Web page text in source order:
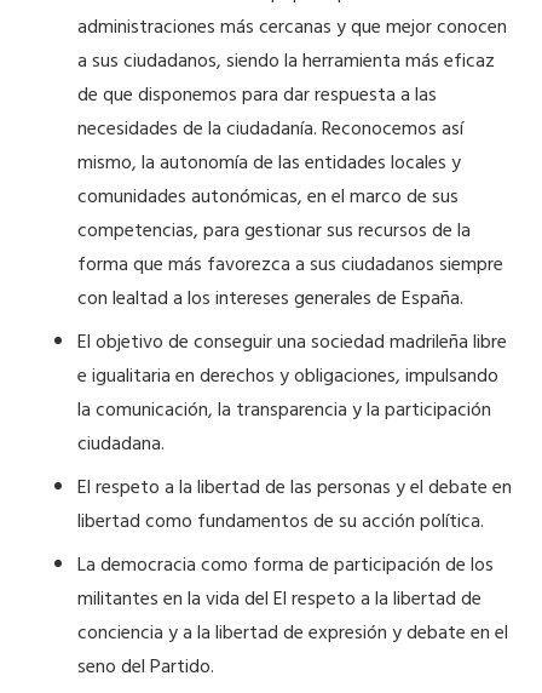
administraciones más cercanas y que mejor conocen
a sus ciudadanos, siendo la herramienta más eficaz
de que disponemos para dar respuesta a las
necesidades de la ciudadanía. Reconocemos así
mismo, la autonomía de las entidades locales y
comunidades autonómicas, en el marco de sus
competencias, para gestionar sus recursos de la
forma que más favorezca a sus ciudadanos siempre
con lealtad a los intereses generales de España.
El objetivo de conseguir una sociedad madrileña libre
e igualitaria en derechos y obligaciones, impulsando
la comunicación, la transparencia y la participación
ciudadana.
El respeto a la libertad de las personas y el debate en
libertad como fundamentos de su acción política.
La democracia como forma de participación de los
militantes en la vida del El respeto a la libertad de
conciencia y a la libertad de expresión y debate en el
seno del Partido.